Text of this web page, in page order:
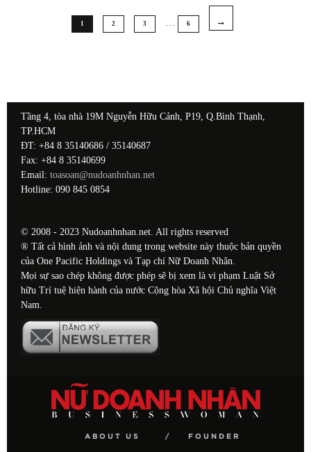
1 2 3 6
Tầng 4, tòa nhà 19M Nguyễn Hữu Cảnh, P19, Q.Bình Thạnh,
TP.HCM
ĐT: +84 8 35140686 / 35140687
Fax: +84 8 35140699
Email: toasoan@nudoanhnhan.net
Hotline: 090 845 0854
© 2008 - 2023 Nudoanhnhan.net. All rights reserved
® Tất cả hình ảnh và nội dung trong website này thuộc bản quyền
của One Pacific Holdings và Tạp chí Nữ Doanh Nhân.
Mọi sự sao chép không được phép sẽ bị xem là vi phạm Luật Sở
hữu Trí tuệ hiện hành của nước Cộng hòa Xã hội Chủ nghĩa Việt
Nam.
ABOUT US FOUNDER